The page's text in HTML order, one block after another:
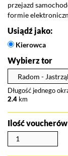
przejazd
formie
Usiądź jako:
Kierowca
Wybierz tor
Długość jednego
2.4 km
Ilość voucherów